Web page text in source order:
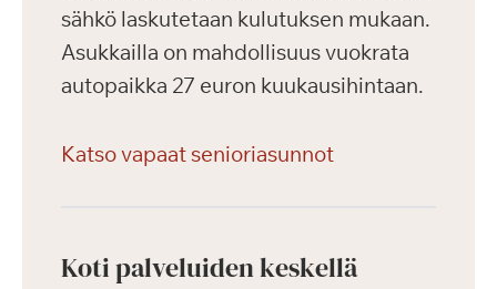
sähkö laskutetaan kulutuksen mukaan.
Asukkailla on mahdollisuus vuokrata
autopaikka 27 euron kuukausihintaan.
Katso vapaat senioriasunnot
Koti palveluiden keskellä